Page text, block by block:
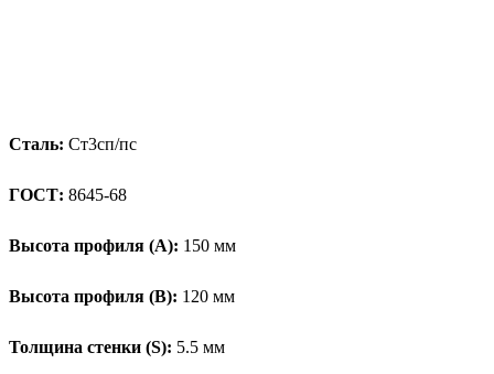
Сталь: Ст3сп/пс
ГОСТ: 8645-68
Высота профиля (А): 150 мм
Высота профиля (B): 120 мм
Толщина стенки (S): 5.5 мм